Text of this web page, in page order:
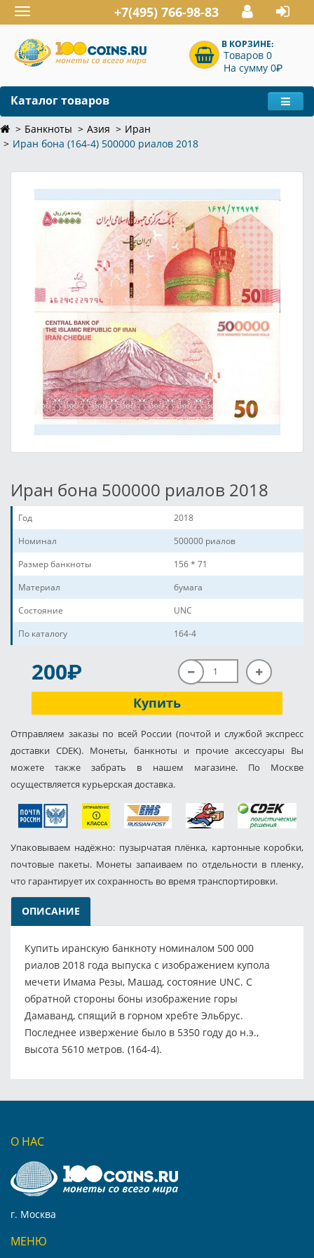
Toggle
navigation
+7(495) 766-98-83
В КОРЗИНЕ:
Товаров 0
На сумму 0P
Каталог товаров
Банкноты Азия
Иран
Иран бона (164-4) 500000 риалов 2018
Иран бона 500000 риалов 2018
Год
2018
Номинал
500000 риалов
Размер банкноты
156 * 71
Материал
бумага
Состояние
UNC
По каталогу
164-4
200P
Купить
Отправляем заказы по всей России (почтой и службой экспресс
доставки CDEK). Монеты, банкноты и прочие аксессуары Вы
можете также забрать в нашем магазине. По Москве
осуществляется курьерская доставка.
Упаковываем надёжно: пузырчатая плёнка, картонные коробки,
почтовые пакеты. Монеты запаиваем по отдельности в пленку,
что гарантирует их сохранность во время транспортировки.
ОПИСАНИЕ
Купить иранскую банкноту номиналом 500 000
риалов 2018 года выпуска с изображением купола
мечети Имама Резы, Машад, состояние UNC. С
обратной стороны боны изображение горы
Дамаванд, спящий в горном хребте Эльбрус.
Последнее извержение было в 5350 году до н.э.,
высота 5610 метров. (164-4).
О НАС
г. Москва
МЕНЮ